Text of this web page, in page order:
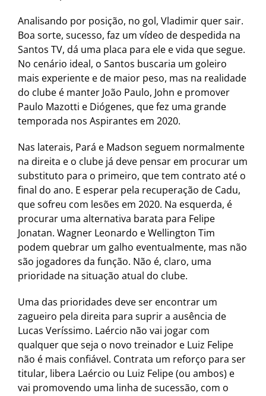
Analisando por posição, no gol, Vladimir quer sair.
Boa sorte, sucesso, faz um vídeo de despedida na
Santos TV, dá uma placa para ele e vida que segue.
No cenário ideal, o Santos buscaria um goleiro
mais experiente e de maior peso, mas na realidade
do clube é manter João Paulo, John e promover
Paulo Mazotti e Diógenes, que fez uma grande
temporada nos Aspirantes em 2020.
Nas laterais, Pará e Madson seguem normalmente
na direita e o clube já deve pensar em procurar um
substituto para o primeiro, que tem contrato até o
final do ano. E esperar pela recuperação de Cadu,
que sofreu com lesões em 2020. Na esquerda, é
procurar uma alternativa barata para Felipe
Jonatan. Wagner Leonardo e Wellington Tim
podem quebrar um galho eventualmente, mas não
são jogadores da função. Não é, claro, uma
prioridade na situação atual do clube.
Uma das prioridades deve ser encontrar um
zagueiro pela direita para suprir a ausência de
Lucas Veríssimo. Laércio não vai jogar com
qualquer que seja o novo treinador e Luiz Felipe
não é mais confiável. Contrata um reforço para ser
titular, libera Laércio ou Luiz Felipe (ou ambos) e
vai promovendo uma linha de sucessão, com o